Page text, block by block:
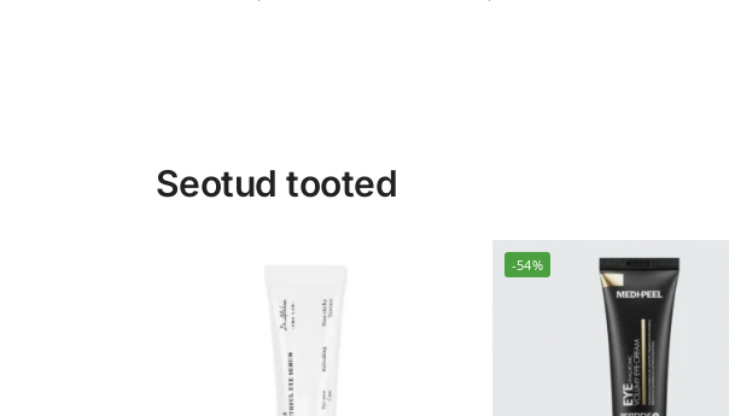
Seotud tooted
-54%